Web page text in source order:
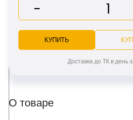
О товаре
-
КУПИТЬ
Доставка до ТК в день